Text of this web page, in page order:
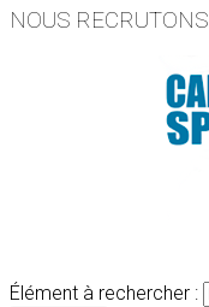
NOUS RECRUTONS
Élément à rechercher :